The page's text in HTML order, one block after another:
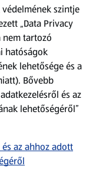
szintje
„Data Privacy
nem tartozó
hatóságok
lehetősége és a
Bővebb
és az
lehetőségéről”
az ahhoz adott